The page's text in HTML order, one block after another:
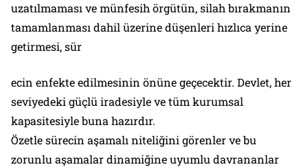
uzatılmaması ve münfesih örgütün, silah bırakmanın
tamamlanması dahil üzerine düşenleri hızlıca yerine
getirmesi, sür
ecin enfekte edilmesinin önüne geçecektir. Devlet, her
seviyedeki güçlü iradesiyle ve tüm kurumsal
kapasitesiyle buna hazırdır.
Özetle sürecin aşamalı niteliğini görenler ve bu
zorunlu aşamalar dinamiğine uyumlu davrananlar